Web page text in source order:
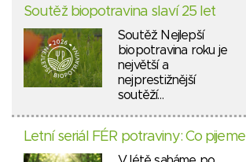
Soutěž biopotravina slaví 25 let
Soutěž Nejlepší
biopotravina roku je
největší a
nejprestižnější
soutěží…
Letní seriál FÉR potraviny: Co